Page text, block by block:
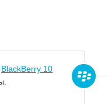
BlackBerry 10